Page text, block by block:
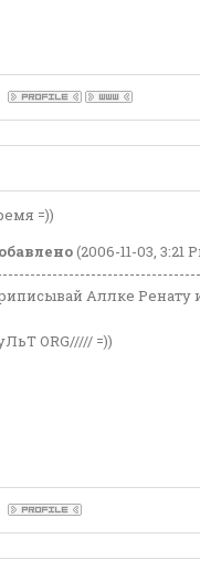
=))
(2006-11-03, 3:21
Аллке Ренату
ORG///// =))